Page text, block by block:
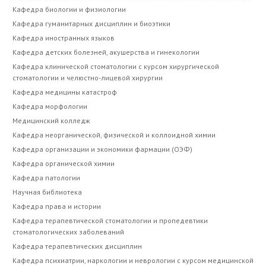
Кафедра биологии и физиологии
Кафедра гуманитарных дисциплин и биоэтики
Кафедра иностранных языков
Кафедра детских болезней, акушерства и гинекологии
Кафедра клинической стоматологии с курсом хирургической
стоматологии и челюстно-лицевой хирургии
Кафедра медицины катастроф
Кафедра морфологии
Медицинский колледж
Кафедра неорганической, физической и коллоидной химии
Кафедра организации и экономики фармации (ОЭФ)
Кафедра органической химии
Кафедра патологии
Научная библиотека
Кафедра права и истории
Кафедра терапевтической стоматологии и пропедевтики
стоматологических заболеваний
Кафедра терапевтических дисциплин
Кафедра психиатрии, наркологии и неврологии с курсом медицинской